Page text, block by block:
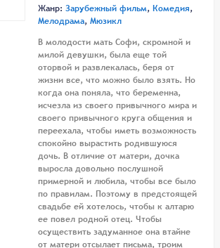
Жанр: Зарубежный фильм, Комедия,
Мелодрама, Мюзикл
В молодости мать Софи, скромной и
милой девушки, была еще той
оторвой и развлекалась, беря от
жизни все, что можно было взять. Но
когда она поняла, что беременна,
исчезла из своего привычного мира и
своего привычного круга общения и
переехала, чтобы иметь возможность
спокойно вырастить родившуюся
дочь. В отличие от матери, дочка
выросла довольно послушной
примерной и любила, чтобы все было
по правилам. Поэтому в предстоящей
свадьбе ей хотелось, чтобы к алтарю
ее повел родной отец. Чтобы
осуществить задуманное она втайне
от матери отсылает письма, троим